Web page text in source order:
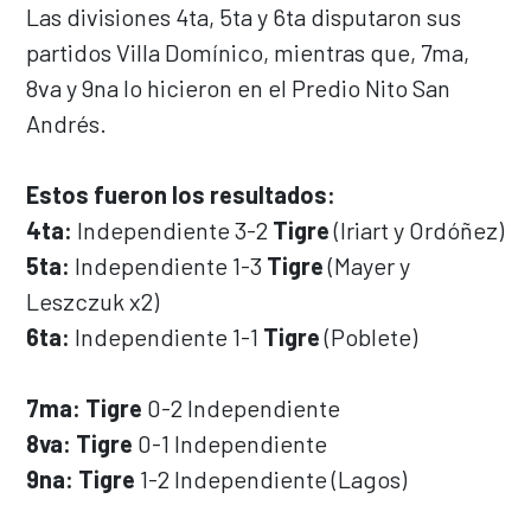
Las divisiones 4ta, 5ta y 6ta disputaron sus
partidos Villa Domínico, mientras que, 7ma,
8va y 9na lo hicieron en el Predio Nito San
Andrés.
Estos fueron los resultados:
4ta: Independiente 3-2 Tigre(Iriart y Ordóñez)
5ta: Independiente 1-3 Tigre(Mayer y
Leszczuk x2)
6ta: Independiente 1-1 Tigre(Poblete)
7ma: Tigre 0-2 Independiente
8va: Tigre 0-1 Independiente
9na: Tigre 1-2 Independiente (Lagos)